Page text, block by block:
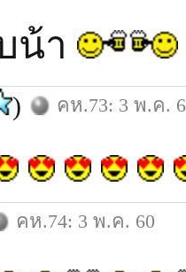
น้า
) คห.73: 3 พ.ค.
คห.74: 3 พ.ค. 60